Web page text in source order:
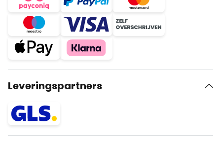
Leveringspartners